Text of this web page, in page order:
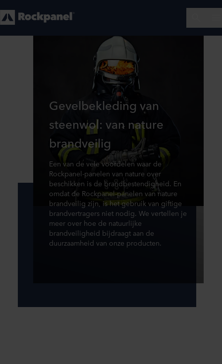
Gevelbekleding van
steenwol: van nature
brandveilig
Een van de vele voordelen waar de
Rockpanel-panelen van nature over
beschikken is de brandbestendigheid. En
omdat de Rockpanel-panelen van nature
brandveilig zijn, is het gebruik van giftige
brandvertragers niet nodig. We vertellen je
meer over hoe de natuurlijke
brandveiligheid bijdraagt aan de
duurzaamheid van onze producten.